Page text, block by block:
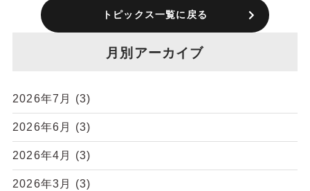
トピックス一覧に戻る
月別アーカイブ
2026年7月 (3)
2026年6月 (3)
2026年4月 (3)
2026年3月 (3)